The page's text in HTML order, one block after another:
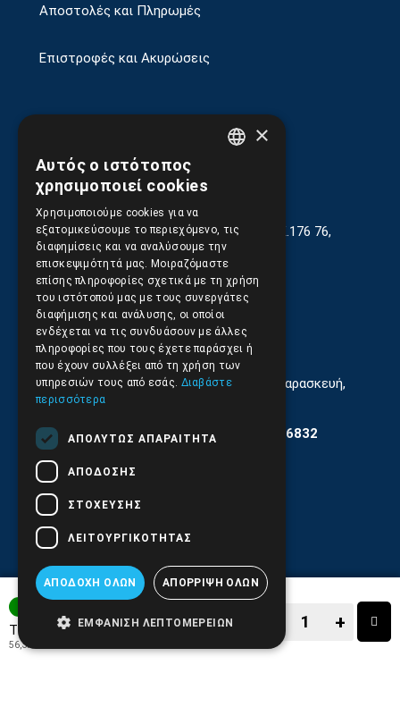
Τιμή: 69,90€
56,37€
+
Αποστολές και Πληρωμές
Επιστροφές και Ακυρώσεις
Γεωργίου Κρέμου 13-17, Καλλιθέα, Τ.Κ.176 76,
Αθήνα, Ελλάδα
210.9566.401(11.30-17.00)
210.9566.402
Email:info@pds.com.gr
Εξυπηρέτηση Κοινού Δευτέρα έως Παρασκευή,
11:30 - 17.00
Αρ. ΓΕΜΗ 6204101000 | Αρ. ΕΜΠΑ 6832
×
Αυτός ο ιστότοπος
χρησιμοποιεί cookies
Χρησιμοποιούμε cookies για να
εξατομικεύσουμε το περιεχόμενο, τις
διαφημίσεις και να αναλύσουμε την
επισκεψιμότητά μας. Μοιραζόμαστε
επίσης πληροφορίες σχετικά με τη χρήση
του ιστότοπού μας με τους συνεργάτες
διαφήμισης και ανάλυσης, οι οποίοι
ενδέχεται να τις συνδυάσουν με άλλες
πληροφορίες που τους έχετε παράσχει ή
που έχουν συλλέξει από τη χρήση των
υπηρεσιών τους από εσάς. Διαβάστε
περισσότερα
ΑΠΟΛΎΤΩΣ ΑΠΑΡΑΊΤΗΤΑ
ΑΠΌΔΟΣΗΣ
ΣΤΌΧΕΥΣΗΣ
ΛΕΙΤΟΥΡΓΙΚΌΤΗΤΑΣ
ΑΠΟΔΟΧΉ ΌΛΩΝ ΑΠΌΡΡΙΨΗ ΌΛΩΝ
ΕΜΦΆΝΙΣΗ ΛΕΠΤΟΜΕΡΕΙΏΝ